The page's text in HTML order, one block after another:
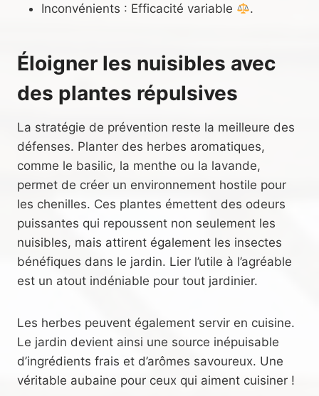
Inconvénients : Efficacité variable
.
Éloigner les nuisibles avec
des plantes répulsives
La stratégie de prévention reste la meilleure des
défenses. Planter des herbes aromatiques,
comme le basilic, la menthe ou la lavande,
permet de créer un environnement hostile pour
les chenilles. Ces plantes émettent des odeurs
puissantes qui repoussent non seulement les
nuisibles, mais attirent également les insectes
bénéfiques dans le jardin. Lier l’utile à l’agréable
est un atout indéniable pour tout jardinier.
Les herbes peuvent également servir en cuisine.
Le jardin devient ainsi une source inépuisable
d’ingrédients frais et d’arômes savoureux. Une
véritable aubaine pour ceux qui aiment cuisiner !